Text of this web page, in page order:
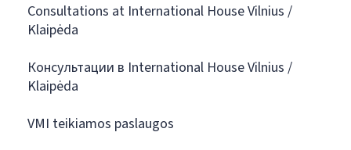
Consultations at International House Vilnius /
Klaipėda
Консультации в International House Vilnius /
Klaipėda
VMI teikiamos paslaugos